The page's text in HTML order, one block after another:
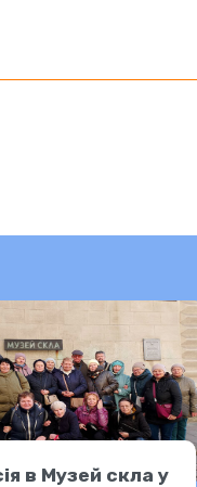
в Музей скла у